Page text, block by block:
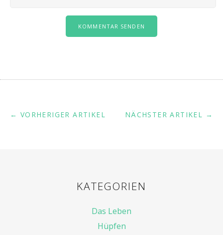
NÄCHSTER ARTIKEL →
← VORHERIGER ARTIKEL
KATEGORIEN
Das Leben
Hüpfen